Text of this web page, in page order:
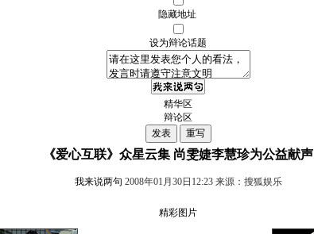
隐藏地址
设为辩论话题
精华区
辩论区
《爱心互联》众星云集 尚雯婕李慧珍为公益献声
我来说两句 2008年01月30日12:23 来源：搜狐娱乐
精彩图片